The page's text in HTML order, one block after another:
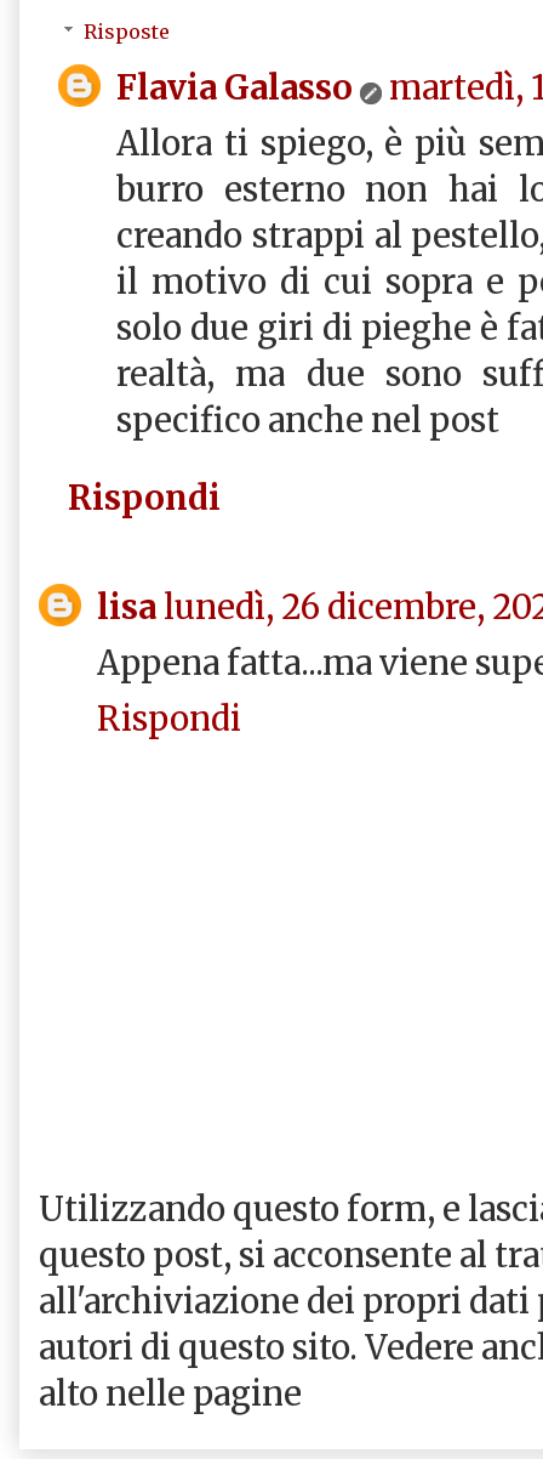
Risposte
Flavia Galasso
martedì,
Allora ti spiego, è più
burro esterno non hai
creando strappi al
il motivo di cui sopra e
solo due giri di pieghe è
realtà, ma due sono
specifico anche nel post
Rispondi
lisa lunedì, 26 dicembre,
Appena fatta...ma viene
Rispondi
Utilizzando questo form, e
questo post, si acconsente al
all'archiviazione dei propri dati
autori di questo sito. Vedere
alto nelle pagine